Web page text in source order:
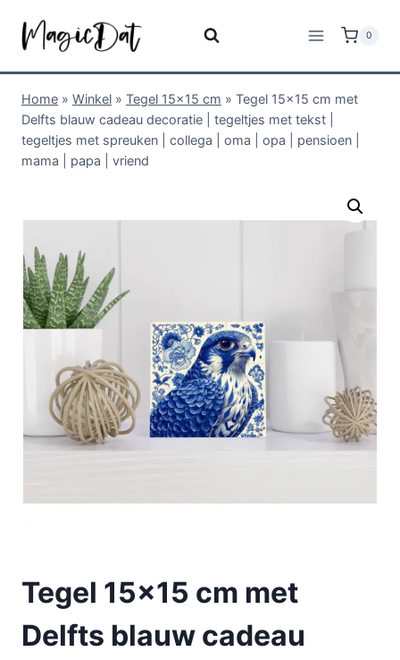
0
Home » Winkel » Tegel 15x15 cm » Tegel 15×15 cm met
Delfts blauw cadeau decoratie | tegeltjes met tekst |
tegeltjes met spreuken | collega | oma | opa | pensioen |
mama | papa | vriend
Tegel 15×15 cm met
Delfts blauw cadeau